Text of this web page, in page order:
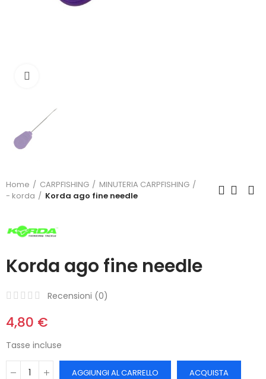
Home CARPFISHING
MINUTERIA CARPFISHING
- korda
Korda ago fine needle
Korda ago fine needle
Recensioni (0)
4,80 €
Tasse incluse
AGGIUNGI AL CARRELLO ACQUISTA